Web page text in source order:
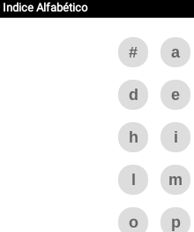
Indice Alfabético
# a
d e
h i
m
o p